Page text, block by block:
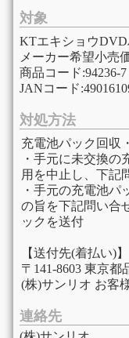
対象
KTエキショウDVD
メーカー希望小売
商品コード:94236-7
JANコード
対処方法
充電池パック回収
・手元に未交換の
用を中止し、下記
・手元の充電池パ
の旨を下記問い合
ックを送付
【送付先(着払い)】
〒141-8603 東京都
(株)サンリオ お客
連絡先